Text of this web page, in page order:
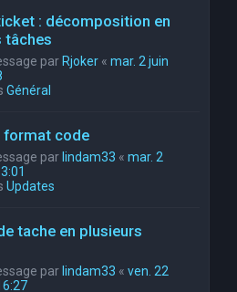
: décomposition en
tâches
par Rjoker « mar. 2 juin
Général
format code
par lindam33 « mar. 2
Updates
tache en plusieurs
par lindam33 « ven. 22